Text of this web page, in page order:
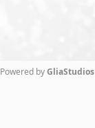
Powered by GliaStudios